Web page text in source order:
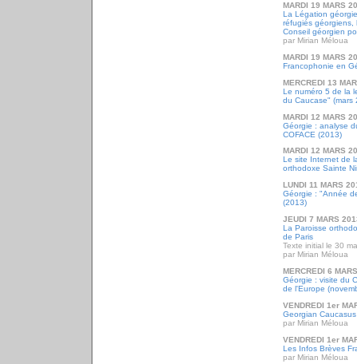
MARDI 19 MARS
La Légation
réfugiés géorgiens,
Conseil géorgien
par Mirian Méloua
MARDI 19 MARS
Francophonie en
MERCREDI 13
Le numéro 5 de la
du Caucase" (mars
MARDI 12 MARS
Géorgie : analyse
COFACE (2013)
MARDI 12 MARS
Le site Internet de
orthodoxe Sainte
LUNDI 11 MARS
Géorgie : "Année
(2013)
JEUDI 7 MARS
La Paroisse
de Paris
Texte initial le 30
par Mirian Méloua
MERCREDI 6
Géorgie : visite du
de l'Europe
VENDREDI 1er
Georgian Caucasus
par Mirian Méloua
VENDREDI 1er
Les Infos Brèves
par Mirian Méloua